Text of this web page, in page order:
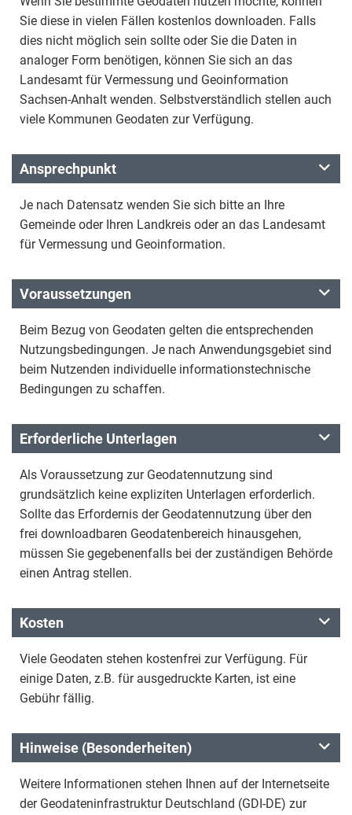
Sie diese in vielen Fällen kostenlos downloaden. Falls
dies nicht möglich sein sollte oder Sie die Daten in
analoger Form benötigen, können Sie sich an das
Landesamt für Vermessung und Geoinformation
Sachsen-Anhalt wenden. Selbstverständlich stellen auch
viele Kommunen Geodaten zur Verfügung.
Ansprechpunkt
Je nach Datensatz wenden Sie sich bitte an Ihre
Gemeinde oder Ihren Landkreis oder an das Landesamt
für Vermessung und Geoinformation.
Voraussetzungen
Beim Bezug von Geodaten gelten die entsprechenden
Nutzungsbedingungen. Je nach Anwendungsgebiet sind
beim Nutzenden individuelle informationstechnische
Bedingungen zu schaffen.
Erforderliche Unterlagen
Als Voraussetzung zur Geodatennutzung sind
grundsätzlich keine expliziten Unterlagen erforderlich.
Sollte das Erfordernis der Geodatennutzung über den
frei downloadbaren Geodatenbereich hinausgehen,
müssen Sie gegebenenfalls bei der zuständigen Behörde
einen Antrag stellen.
Kosten
Viele Geodaten stehen kostenfrei zur Verfügung. Für
einige Daten, z.B. für ausgedruckte Karten, ist eine
Gebühr fällig.
Hinweise (Besonderheiten)
Weitere Informationen stehen Ihnen auf der Internetseite
der Geodateninfrastruktur Deutschland (GDI-DE) zur